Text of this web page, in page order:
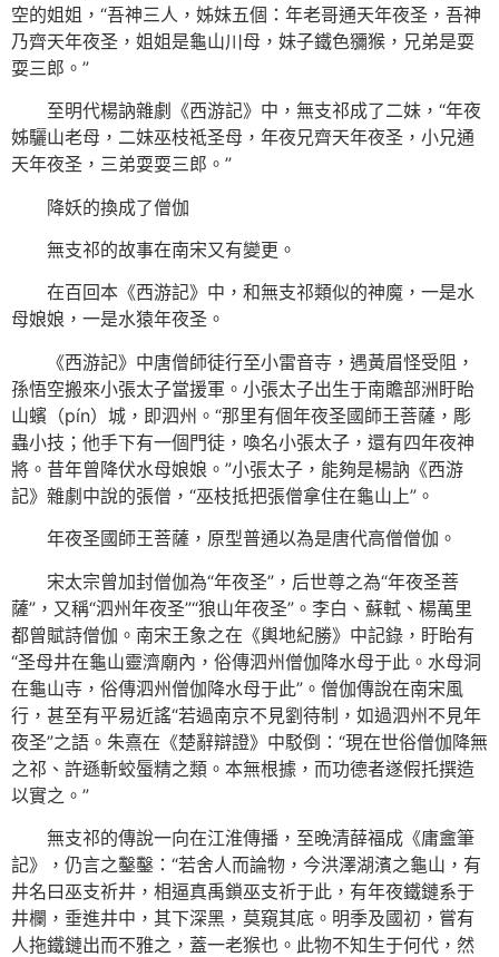
空的姐姐，“吾神三人，姊妹五個：年老哥通天年夜圣，吾神
乃齊天年夜圣，姐姐是龜山川母，妹子鐵色獼猴，兄弟是耍
耍三郎。”
至明代楊訥雜劇《西游記》中，無支祁成了二妹，“年夜
姊驪山老母，二妹巫枝祗圣母，年夜兄齊天年夜圣，小兄通
天年夜圣，三弟耍耍三郎。”
降妖的換成了僧伽
無支祁的故事在南宋又有變更。
在百回本《西游記》中，和無支祁類似的神魔，一是水
母娘娘，一是水猿年夜圣。
《西游記》中唐僧師徒行至小雷音寺，遇黃眉怪受阻，
孫悟空搬來小張太子當援軍。小張太子出生于南贍部洲盱眙
山蠙（pín）城，即泗州。“那里有個年夜圣國師王菩薩，彫
蟲小技；他手下有一個門徒，喚名小張太子，還有四年夜神
將。昔年曾降伏水母娘娘。”小張太子，能夠是楊訥《西游
記》雜劇中說的張僧，“巫枝抵把張僧拿住在龜山上”。
年夜圣國師王菩薩，原型普通以為是唐代高僧僧伽。
宋太宗曾加封僧伽為“年夜圣”，后世尊之為“年夜圣菩
薩”，又稱“泗州年夜圣”“狼山年夜圣”。李白、蘇軾、楊萬里
都曾賦詩僧伽。南宋王象之在《輿地紀勝》中記錄，盱眙有
“圣母井在龜山靈濟廟內，俗傳泗州僧伽降水母于此。水母洞
在龜山寺，俗傳泗州僧伽降水母于此”。僧伽傳說在南宋風
行，甚至有平易近謠“若過南京不見劉待制，如過泗州不見年
夜圣”之語。朱熹在《楚辭辯證》中駁倒：“現在世俗僧伽降無
之祁、許遜斬蛟蜃精之類。本無根據，而功德者遂假托撰造
以實之。”
無支祁的傳說一向在江淮傳播，至晚清薛福成《庸盦筆
記》，仍言之鑿鑿：“若舍人而論物，今洪澤湖濱之龜山，有
井名曰巫支祈井，相逼真禹鎖巫支祈于此，有年夜鐵鏈系于
井欄，垂進井中，其下深黑，莫窺其底。明季及國初，嘗有
人拖鐵鏈出而不雅之，蓋一老猴也。此物不知生于何代，然